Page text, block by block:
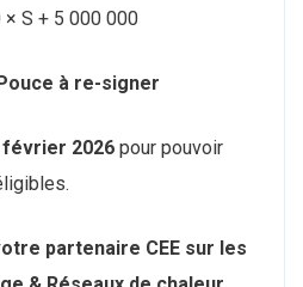
S + 5 000 000
à re-signer
2026 pour pouvoir
partenaire CEE sur les